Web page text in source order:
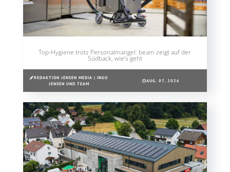
Top-Hygiene trotz Personalmangel: beam zeigt auf der
Südback, wie’s geht
REDAKTION JENSEN MEDIA | INGO
JENSEN UND TEAM
AUG. 07, 2026